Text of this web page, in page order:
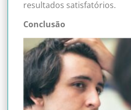
resultados satisfatórios.
Conclusão